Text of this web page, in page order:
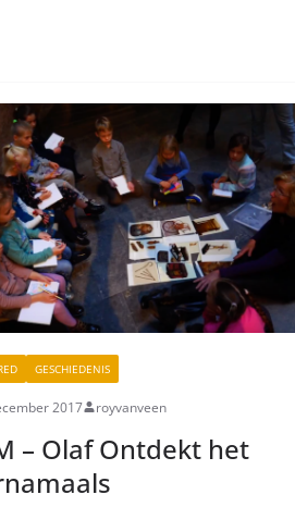
GESCHIEDENIS
2017 royvanveen
– Olaf Ontdekt het